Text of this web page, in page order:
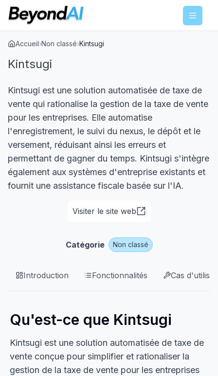
Menu
Accueil›Non classé›Kintsugi
Kintsugi
Kintsugi est une solution automatisée de taxe de
vente qui rationalise la gestion de la taxe de vente
pour les entreprises. Elle automatise
l'enregistrement, le suivi du nexus, le dépôt et le
versement, réduisant ainsi les erreurs et
permettant de gagner du temps. Kintsugi s'intègre
également aux systèmes d'entreprise existants et
fournit une assistance fiscale basée sur l'IA.
Visiter le site web
Catégorie Non classé
Introduction Fonctionnalités Cas
Qu'est-ce que Kintsugi
Kintsugi est une solution automatisée de taxe de
vente conçue pour simplifier et rationaliser la
gestion de la taxe de vente pour les entreprises